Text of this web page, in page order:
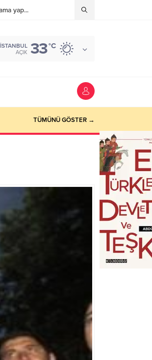
İSTANBUL
AÇIK 33°C
TÜMÜNÜ GÖSTER →